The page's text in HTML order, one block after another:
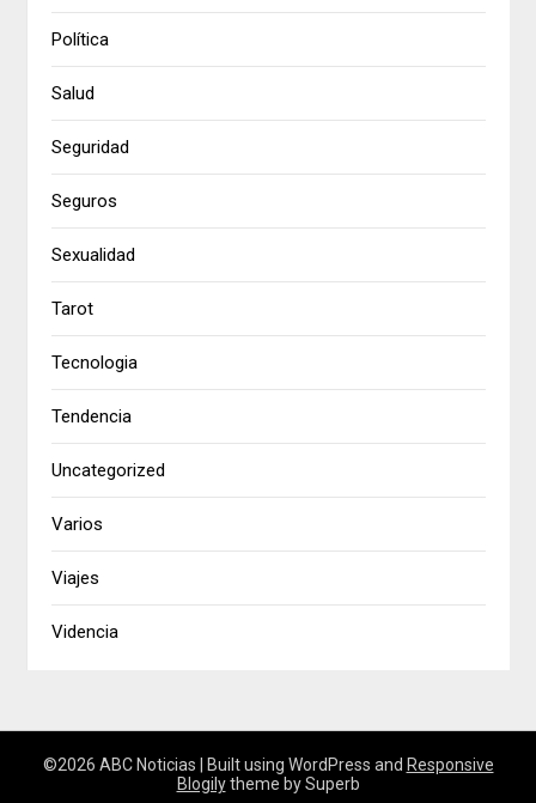
Política
Salud
Seguridad
Seguros
Sexualidad
Tarot
Tecnologia
Tendencia
Uncategorized
Varios
Viajes
Videncia
©2026 ABC Noticias | Built using WordPress and Responsive
Blogilytheme by Superb